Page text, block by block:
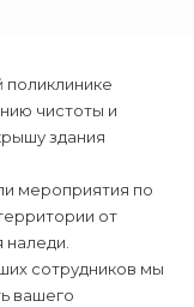
поликлинике
чистоты и
здания
мероприятия по
от
сотрудников мы
вашего